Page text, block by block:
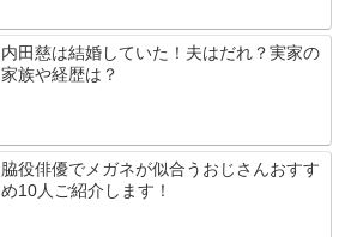
内田慈は結婚していた！夫はだれ？実家の
家族や経歴は？
脇役俳優でメガネが似合うおじさんおすす
め10人ご紹介します！